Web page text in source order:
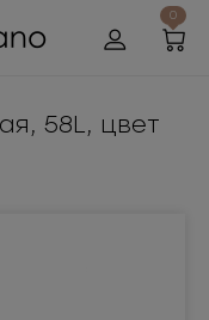
0
58L, цвет